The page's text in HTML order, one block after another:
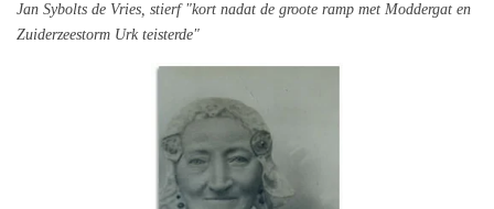
Jan Sybolts de Vries, stierf "kort nadat de groote ramp met Moddergat en
Zuiderzeestorm Urk teisterde"